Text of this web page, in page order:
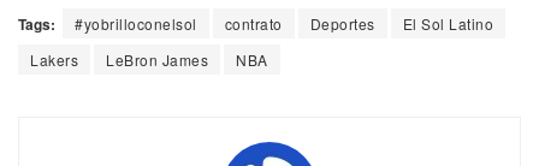
Tags: #yobrilloconelsol contrato Deportes
El Sol Latino
Lakers
LeBron James NBA